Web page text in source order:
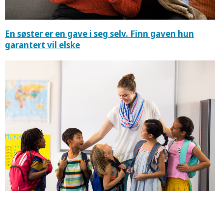
En søster er en gave i seg selv. Finn gaven hun
garantert vil elske